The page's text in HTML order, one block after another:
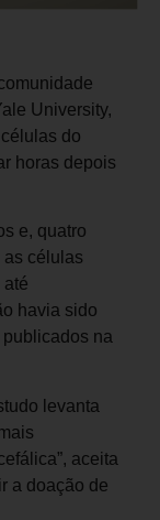
University,
do
horas depois
e, quatro
as células
até
havia sido
na
levanta
aceita
a doação de